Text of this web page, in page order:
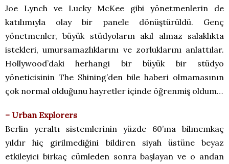
Joe Lynch ve Lucky McKee gibi yönetmenlerin de
katılımıyla olay bir panele dönüştürüldü. Genç
yönetmenler, büyük stüdyoların akıl almaz salaklıkta
istekleri, umursamazlıklarını ve zorluklarını anlattılar.
Hollywood’daki herhangi bir büyük bir stüdyo
yöneticisinin The Shining’den bile haberi olmamasının
çok normal olduğunu hayretler içinde öğrenmiş oldum…
– Urban Explorers
Berlin yeraltı sistemlerinin yüzde 60’ına bilmemkaç
yıldır hiç girilmediğini bildiren siyah üstüne beyaz
etkileyici birkaç cümleden sonra başlayan ve o andan